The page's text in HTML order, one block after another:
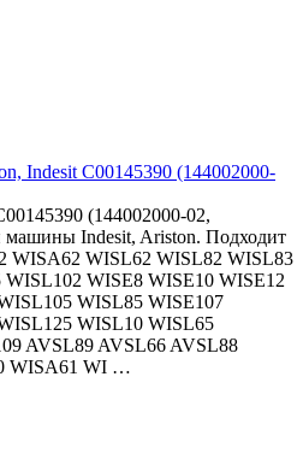
Indesit C00145390 (144002000-
(144002000-02,
машины Indesit, Ariston. Подходит
WISA62 WISL62 WISL82 WISL83
WISE8 WISE10 WISE12
WISL85 WISE107
WISL10 WISL65
AVSL89 AVSL66 AVSL88
WISA61 WI …